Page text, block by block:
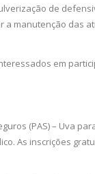
de
a manutenção das
em
(PAS) – Uva
As inscrições